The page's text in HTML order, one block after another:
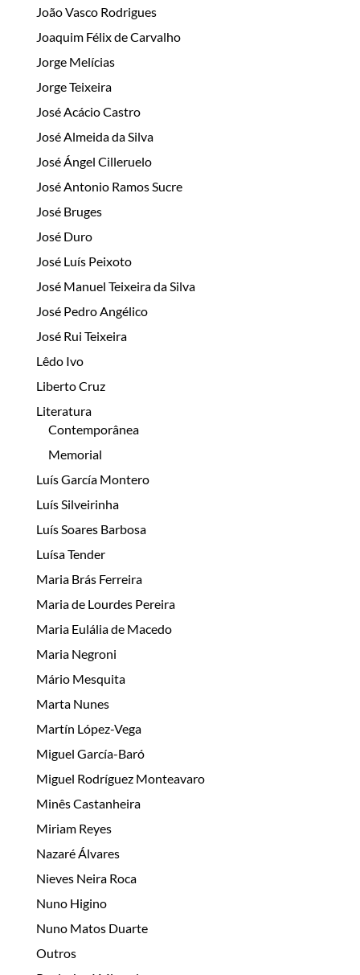
João Vasco Rodrigues
Joaquim Félix de Carvalho
Jorge Melícias
Jorge Teixeira
José Acácio Castro
José Almeida da Silva
José Ángel Cilleruelo
José Antonio Ramos Sucre
José Bruges
José Duro
José Luís Peixoto
José Manuel Teixeira da Silva
José Pedro Angélico
José Rui Teixeira
Lêdo Ivo
Liberto Cruz
Literatura
Contemporânea
Memorial
Luís García Montero
Luís Silveirinha
Luís Soares Barbosa
Luísa Tender
Maria Brás Ferreira
Maria de Lourdes Pereira
Maria Eulália de Macedo
Maria Negroni
Mário Mesquita
Marta Nunes
Martín López-Vega
Miguel García-Baró
Miguel Rodríguez Monteavaro
Minês Castanheira
Miriam Reyes
Nazaré Álvares
Nieves Neira Roca
Nuno Higino
Nuno Matos Duarte
Outros